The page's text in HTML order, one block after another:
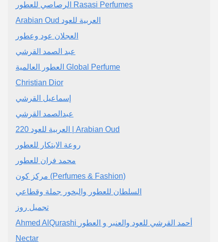
الرصاصي للعطور Rasasi Perfumes
Arabian Oud العربية للعود
العجلان عود وعطور
عبد الصمد القرشي
‏العطور العالمية Global Perfume
Christian Dior
إسماعيل القرشي
عبدالصمد القرشي
220 العربية للعود | Arabian Oud
روعة الابتكار للعطور
محمد فران للعطور
مركز كون (Perfumes & Fashion)
السلطان للعطور والبخور جملة وقطاعي
تجميل روز
Ahmed AlQurashi أحمد القرشي للعود والعنبر و العطور
Nectar